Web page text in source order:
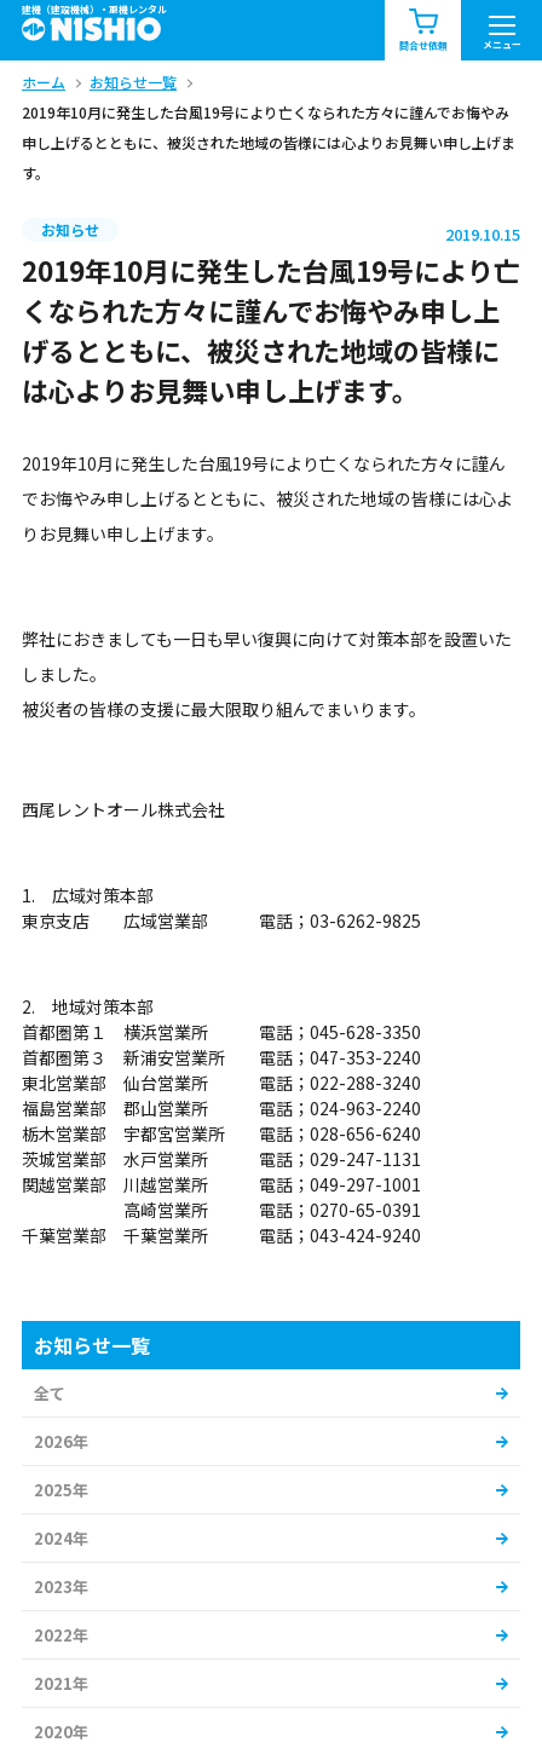
建機（建設機械）・重機レンタル
問合せ依頼 メニュー
商品一覧 お知らせ一覧
問合せ依頼リスト
エリア情報を見る
中部 関西 中国・四国
九州・沖縄（外部）
ホーム
お知らせ一覧
2019年10月に発生した台風19号により亡くなられた方々に謹んでお悔やみ
申し上げるとともに、被災された地域の皆様には心よりお見舞い申し上げま
す。
お知らせ 2019.10.15
2019年10月に発生した台風19号により亡
くなられた方々に謹んでお悔やみ申し上
げるとともに、被災された地域の皆様に
は心よりお見舞い申し上げます。
2019年10月に発生した台風19号により亡くなられた方々に謹ん
でお悔やみ申し上げるとともに、被災された地域の皆様には心よ
りお見舞い申し上げます。
弊社におきましても一日も早い復興に向けて対策本部を設置いた
しました。
被災者の皆様の支援に最大限取り組んでまいります。
西尾レントオール株式会社
1. 広域対策本部
東京支店 広域営業部 電話；03-6262-9825
2. 地域対策本部
首都圏第１ 横浜営業所 電話；045-628-3350
首都圏第３ 新浦安営業所 電話；047-353-2240
東北営業部 仙台営業所 電話；022-288-3240
福島営業部 郡山営業所 電話；024-963-2240
栃木営業部 宇都宮営業所 電話；028-656-6240
茨城営業部 水戸営業所 電話；029-247-1131
関越営業部 川越営業所 電話；049-297-1001
高崎営業所 電話；0270-65-0391
千葉営業部 千葉営業所 電話；043-424-9240
お知らせ一覧
全て
2026年
2025年
2024年
2023年
2022年
2021年
2020年